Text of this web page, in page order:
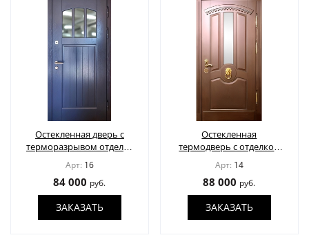
Остекленная дверь с
терморазрывом отделка
Арт: 16
84 000 руб.
ЗАКАЗАТЬ
Остекленная
термодверь с отделкой
Арт: 14
88 000 руб.
ЗАКАЗАТЬ